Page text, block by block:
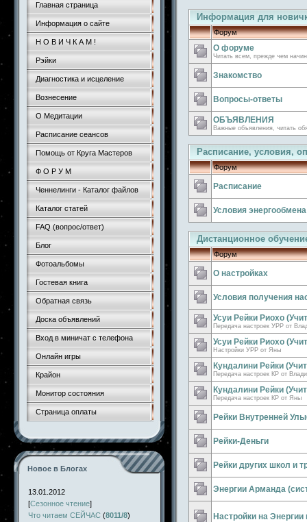
Главная страница
Информация о сайте
Н О В И Ч К А М !
Рэйки
Диагностика и исцеление
Вознесение
О Медитации
Расписание сеансов
Помощь от Круга Мастеров
Ф О Р У М
Ченнелинги - Каталог файлов
Каталог статей
FAQ (вопрос/ответ)
Блог
Фотоальбомы
Гостевая книга
Обратная связь
Доска объявлений
Вход в миничат с телефона
Онлайн игры
Крайон
Монитор состояния
Страница оплаты
Новое в Блогах
13.01.2012
[Сезонное чтение]
Что читаем СЕЙЧАС (8011/8)
Информация для
Форум
О форуме
Читать всем, прежде чем
Знакомство
Вопросы-ответы
ОБЪЯВЛЕНИЯ
Важные объявления, читать
Расписание, условия,
Форум
Расписание
Условия
Дистанционное
Форум
О настройках
Условия получения
Усуи Рейки Риохо
Передача настроек УРР от
Усуи Рейки Риохо
Настройки УРР от Яны
Кундалини Рейки
Передача настроек КР от
Кундалини Рейки
Передача настроек КР от Яны
Рейки Внутренней
Рейки-Деньги
Рейки других школ и
Энергии Арманда
Настройки на Энергии